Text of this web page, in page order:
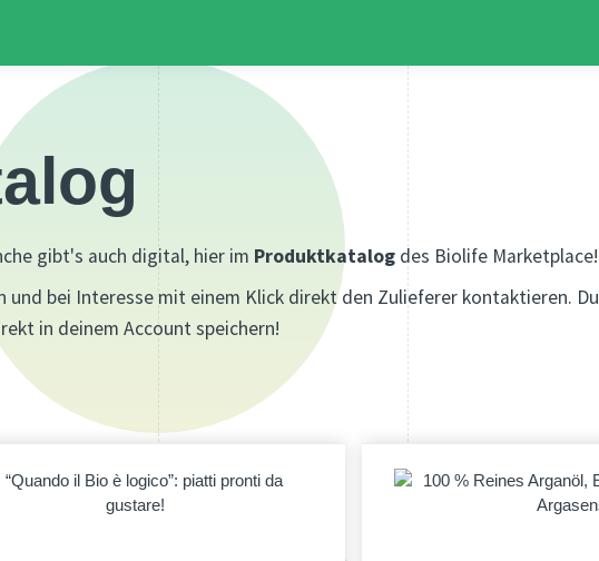
gibt's auch digital, hier im Produktkatalog des Biolife Marketplace!
und bei Interesse mit einem Klick direkt den Zulieferer kontaktieren. Du
in deinem Account speichern!